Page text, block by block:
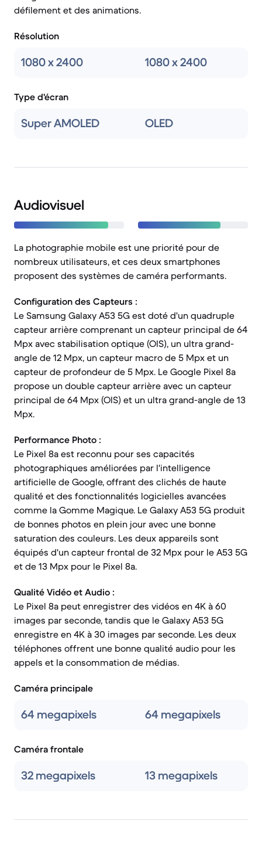
défilement et des animations.
Résolution
1080 x 2400 1080 x 2400
Type d'écran
Super AMOLED OLED
Audiovisuel
La photographie mobile est une priorité pour de
nombreux utilisateurs, et ces deux smartphones
proposent des systèmes de caméra performants.
Configuration des Capteurs :
Le Samsung Galaxy A53 5G est doté d'un quadruple
capteur arrière comprenant un capteur principal de 64
Mpx avec stabilisation optique (OIS), un ultra grand-
angle de 12 Mpx, un capteur macro de 5 Mpx et un
capteur de profondeur de 5 Mpx. Le Google Pixel 8a
propose un double capteur arrière avec un capteur
principal de 64 Mpx (OIS) et un ultra grand-angle de 13
Mpx.
Performance Photo :
Le Pixel 8a est reconnu pour ses capacités
photographiques améliorées par l'intelligence
artificielle de Google, offrant des clichés de haute
qualité et des fonctionnalités logicielles avancées
comme la Gomme Magique. Le Galaxy A53 5G produit
de bonnes photos en plein jour avec une bonne
saturation des couleurs. Les deux appareils sont
équipés d'un capteur frontal de 32 Mpx pour le A53 5G
et de 13 Mpx pour le Pixel 8a.
Qualité Vidéo et Audio :
Le Pixel 8a peut enregistrer des vidéos en 4K à 60
images par seconde, tandis que le Galaxy A53 5G
enregistre en 4K à 30 images par seconde. Les deux
téléphones offrent une bonne qualité audio pour les
appels et la consommation de médias.
Caméra principale
64 megapixels 64 megapixels
Caméra frontale
32 megapixels 13 megapixels